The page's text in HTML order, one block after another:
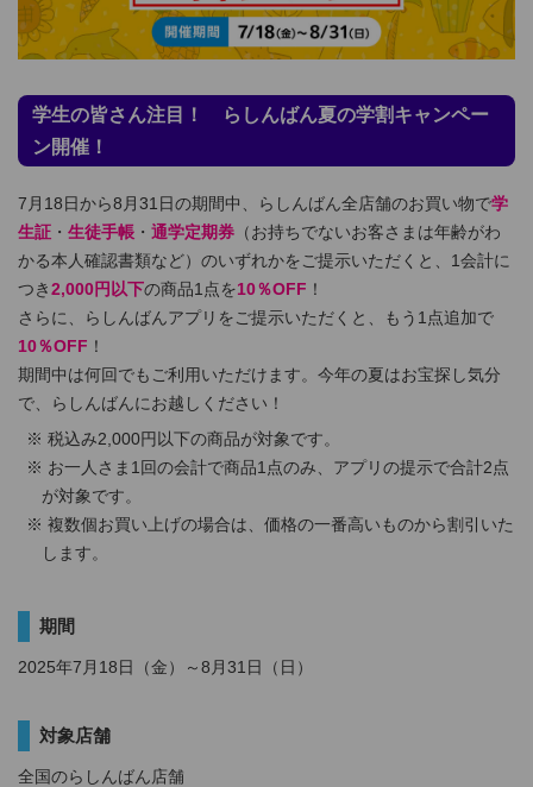
学生の皆さん注目！ らしんばん夏の学割キャンペー
ン開催！
7月18日から8月31日の期間中、らしんばん全店舗のお買い物で学
生証 ・ 生徒手帳 ・ 通学定期券 （お持ちでないお客さまは年齢がわ
かる本人確認書類など）のいずれかをご提示いただくと、1会計に
つき 2,000円以下の商品1点を10％OFF ！
さらに、らしんばんアプリをご提示いただくと、もう1点追加で
10％OFF ！
期間中は何回でもご利用いただけます。今年の夏はお宝探し気分
で、らしんばんにお越しください！
税込み2,000円以下の商品が対象です。
お一人さま1回の会計で商品1点のみ、アプリの提示で合計2点
が対象です。
複数個お買い上げの場合は、価格の一番高いものから割引いた
します。
期間
2025年7月18日（金）～8月31日（日）
対象店舗
全国のらしんばん店舗